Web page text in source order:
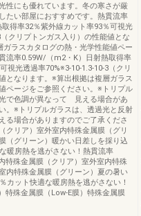
性にも優れています。冬の寒さが厳
たい部屋におすすめです。熱貫流率
得率32％紫外線カット率93％可視光
クリプトンガス入り）の性能値とな
ガラスカタログの熱・光学性能値ペー
流率0.59W/（m2・K）日射熱取得率
視光透過率70%※3-10-1.3-10-3（クリ
となります。※算出根拠は複層ガラス
ページをご参照ください。※トリプル
で色調が異なって 見える場合があ
。※トリプルガラスは、透過光と反射
場合がありますのでご了承くださ
クリア）室外室内特殊金属膜（グリ
（グリーン）暖かい日差しを採り込
暖房熱を逃がさない！熱貫流率
特殊金属膜（クリア）室外室内特殊
内特殊金属膜（グリーン）夏の暑い
カット快適な暖房熱を逃がさない！
特殊金属膜（Low-E膜）特殊金属膜